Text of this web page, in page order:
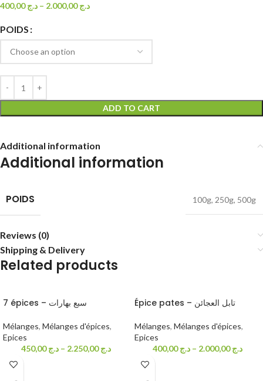
د.ج400,00 – د.ج2.000,00
POIDS
ADD TO CART
Additional information
Additional information
POIDS 100g, 250g, 500g
Reviews (0)
Shipping & Delivery
Related products
7 épices – سبع بهارات
Mélanges, Mélanges d'épices,
Epices
د.ج450,00 – د.ج2.250,00
Épice pates – تابل العجائن
Mélanges, Mélanges d'épices,
Epices
د.ج400,00 – د.ج2.000,00